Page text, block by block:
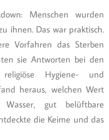
Menschen wurden
ihnen. Das war praktisch.
Vorfahren das Sterben
sie Antworten bei den
Hygiene- und
heraus, welchen Wert
Wasser, gut belüftbare
die Keime und das